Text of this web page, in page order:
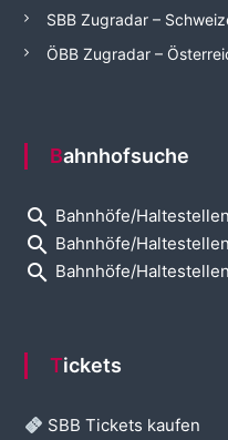
SBB Zugradar –
ÖBB Zugradar –
Bahnhofsuche
search Bahnhöfe/
search Bahnhöfe/
search Bahnhöfe/
Tickets
SBB Tickets kaufen